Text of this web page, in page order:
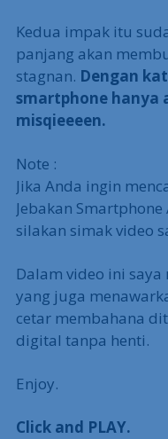
Kedua impak itu
panjang akan
stagnan. Dengan
smartphone hanya
misqieeeen.
Note :
Jika Anda ingin
Jebakan
silakan simak video
Dalam video ini
yang juga
cetar membahana
digital tanpa henti.
Enjoy.
Click and PLAY.